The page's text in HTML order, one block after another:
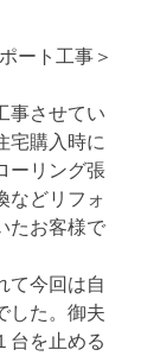
ート工事＞
事させてい
宅購入時に
ーリング張
などリフォ
たお客様で
て今回は自
した。御夫
台を止める